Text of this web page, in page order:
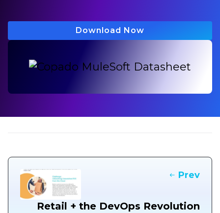
Download Now
Prev
Retail + the DevOps Revolution